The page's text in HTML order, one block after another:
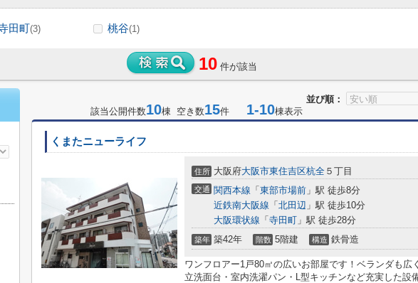
田町(3) 桃谷(1)
10 件が該当
並び順：
該当公開件数10棟 空き数15件 1-10棟表示
くまたニューライフ
住所 大阪府大阪市東住吉区杭全 ５丁目
交通 関西本線 「 東部市場前 」駅 徒歩8分
近鉄南大阪線 「 北田辺 」駅 徒歩10分
大阪環状線 「 寺田町 」駅 徒歩28分
築年 築42年 階数 5階建 構造 鉄骨造
ワンフロアー1戸80㎡の広いお部屋です！ベランダも広
立洗面台・室内洗濯パン・L型キッチンなど充実した設